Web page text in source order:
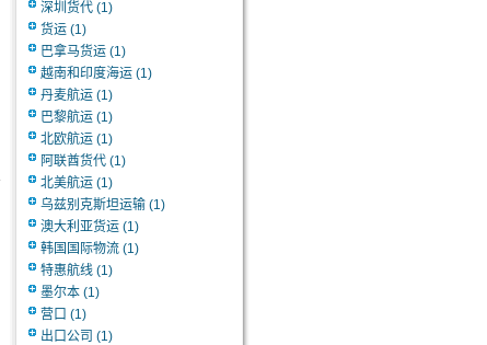
深圳货代 (1)
货运 (1)
巴拿马货运 (1)
越南和印度海运 (1)
丹麦航运 (1)
巴黎航运 (1)
北欧航运 (1)
阿联酋货代 (1)
北美航运 (1)
乌兹别克斯坦运输 (1)
澳大利亚货运 (1)
韩国国际物流 (1)
特惠航线 (1)
墨尔本 (1)
营口 (1)
出口公司 (1)